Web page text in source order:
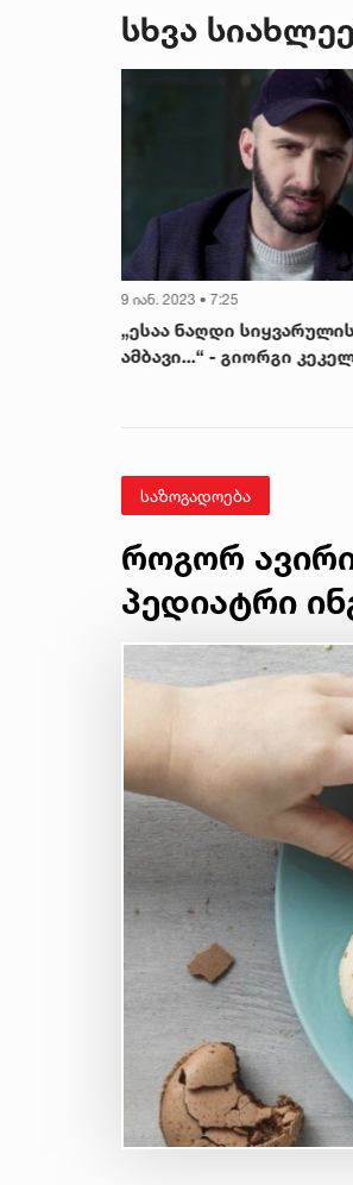
სხვა
9 იან. 2023 • 7:25
„ესაა ნაღდი სიყვარულის
ამბავი...“ - გიორგი
საზოგადოება
როგორ
პედიატრი